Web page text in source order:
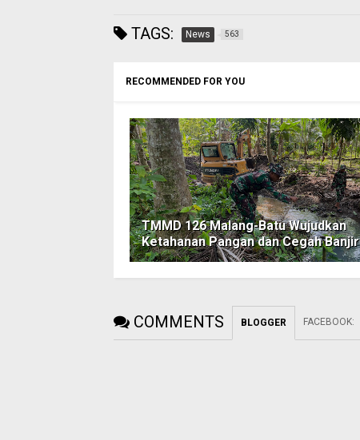
TAGS: News 563
RECOMMENDED FOR YOU
TMMD 126 Malang-Batu Wujudkan
Ketahanan Pangan dan Cegah Banjir
COMMENTS BLOGGER FACEBOOK: